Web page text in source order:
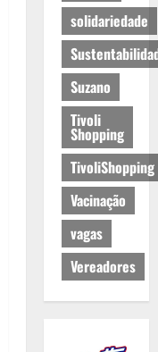
solidariedade
Suzano
Tivoli
Shopping
TivoliShopping
Vacinação
vagas
Vereadores